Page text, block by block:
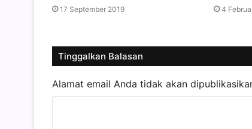
17 September 2019 4
Tinggalkan Balasan
Alamat email Anda tidak akan